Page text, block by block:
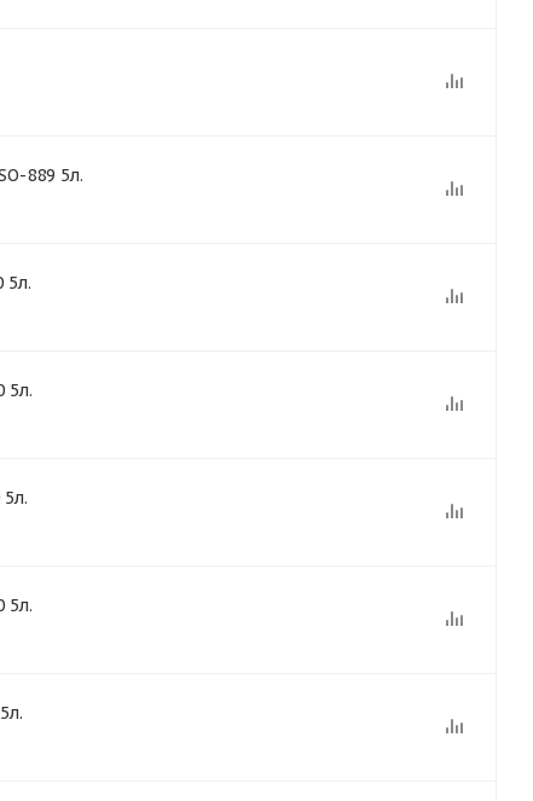
889 5л.
5л.
5л.
5л.